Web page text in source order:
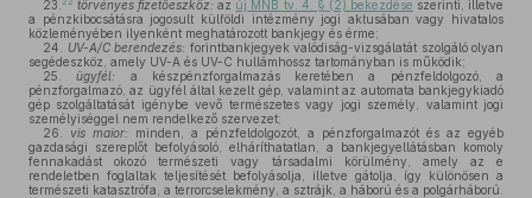
23.
törvényes fizetőeszköz: az új MNB tv. 4. § (2) bekezdése szerinti, illetve
a pénzkibocsátásra jogosult külföldi intézmény jogi aktusában vagy hivatalos
közleményében ilyenként meghatározott bankjegy és érme;
24.
UV-A/C berendezés: forintbankjegyek valódiság-vizsgálatát szolgáló olyan
segédeszköz, amely UV-A és UV-C hullámhossz tartományban is működik;
25.
ügyfél:
a készpénzforgalmazás keretében a pénzfeldolgozó, a
pénzforgalmazó, az ügyfél által kezelt gép, valamint az automata bankjegykiadó
gép szolgáltatását igénybe vevő természetes vagy jogi személy, valamint jogi
személyiséggel nem rendelkező szervezet;
26.
vis maior: minden, a pénzfeldolgozót, a pénzforgalmazót és az egyéb
gazdasági szereplőt befolyásoló, elháríthatatlan, a bankjegyellátásban komoly
fennakadást okozó természeti vagy társadalmi körülmény, amely az e
rendeletben foglaltak teljesítését befolyásolja, illetve gátolja, így különösen a
természeti katasztrófa, a terrorcselekmény, a sztrájk, a háború és a polgárháború.